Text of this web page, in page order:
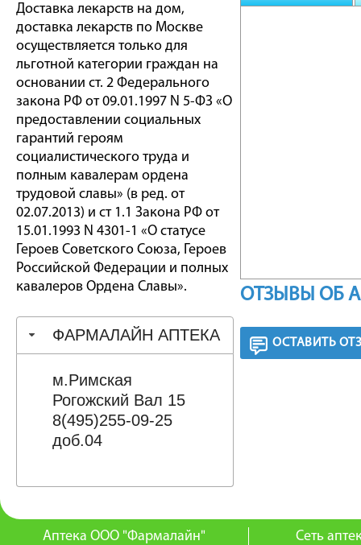
Доставка лекарств на дом,
доставка лекарств по Москве
осуществляется только для
льготной категории граждан на
основании ст. 2 Федерального
закона РФ от 09.01.1997 N 5-ФЗ «О
предоставлении социальных
гарантий героям
социалистического труда и
полным кавалерам ордена
трудовой славы» (в ред. от
02.07.2013) и ст 1.1 Закона РФ от
15.01.1993 N 4301-1 «О статусе
Героев Советского Союза, Героев
Российской Федерации и полных
кавалеров Ордена Славы».
ФАРМАЛАЙН АПТЕКА
м.Римская
Рогожский Вал 15
8(495)255-09-25
доб.04
ОТЗЫВЫ ОБ
ОСТАВИТЬ
Аптека ООО "Фармалайн"
Сеть